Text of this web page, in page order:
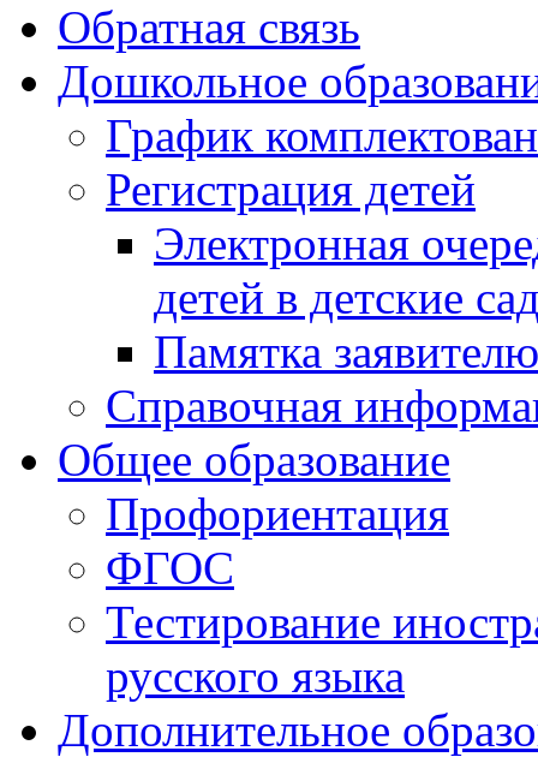
Обратная связь
Дошкольное
График
Регистрация детей
Электронная
детей в детские
Памятка заявителю
Справочная
Общее образование
Профориентация
ФГОС
Тестирование
русского языка
Дополнительное